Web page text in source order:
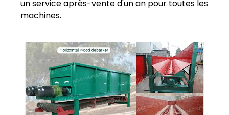
un service après-vente d'un an pour toutes les
machines.